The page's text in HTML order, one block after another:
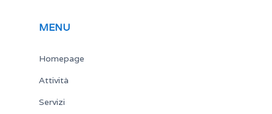
MENU
Homepage
Attività
Servizi